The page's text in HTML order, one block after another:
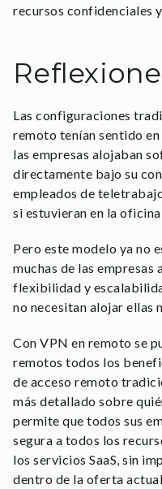
recursos confidenciales
Las configuraciones
remoto tenían sentido
las empresas alojaban
directamente bajo su
empleados de
si estuvieran en la
Pero este modelo ya no
muchas de las empresas
flexibilidad y
no necesitan alojar ellas
Con VPN en remoto se
remotos todos los
de acceso remoto
más detallado sobre
permite que todos sus
segura a todos los
los servicios SaaS, sin
dentro de la oferta